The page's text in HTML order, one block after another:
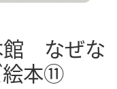
館 なぜな
絵本⑪